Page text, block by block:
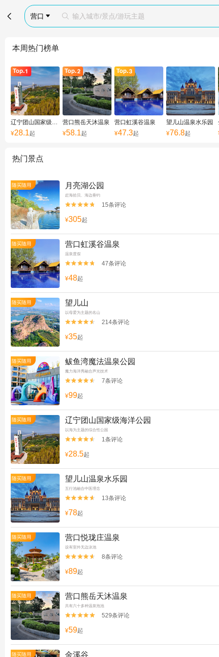
 营口   输入城市/景点/游玩主题
本周热门榜单
辽宁团山国家级海洋公园
¥28.1起
营口熊岳天沐温泉
¥58.1起
营口虹溪谷温泉
¥47.3起
望儿山温泉水乐园
¥76.8起
热门景点
随买随用 月亮湖公园
赶海拾贝、海边垂钓

 15条评论
¥305起
随买随用 营口虹溪谷温泉
温泉度假

 47条评论
¥48起
随买随用 望儿山
以母爱为主题的名山

 214条评论
¥35起
随买随用 鲅鱼湾魔法温泉公园
魔力海洋秀融合声光技术

 7条评论
¥99起
随买随用 辽宁团山国家级海洋公园
以海为主题的综合性公园

 1条评论
¥28.5起
随买随用 望儿山温泉水乐园
五行池融合中医理念

 13条评论
¥78起
随买随用 营口悦珑庄温泉
设有室外无边泳池

 8条评论
¥89起
随买随用 营口熊岳天沐温泉
共有六十多种温泉泡池

 529条评论
¥59起
随买随用 金溪谷